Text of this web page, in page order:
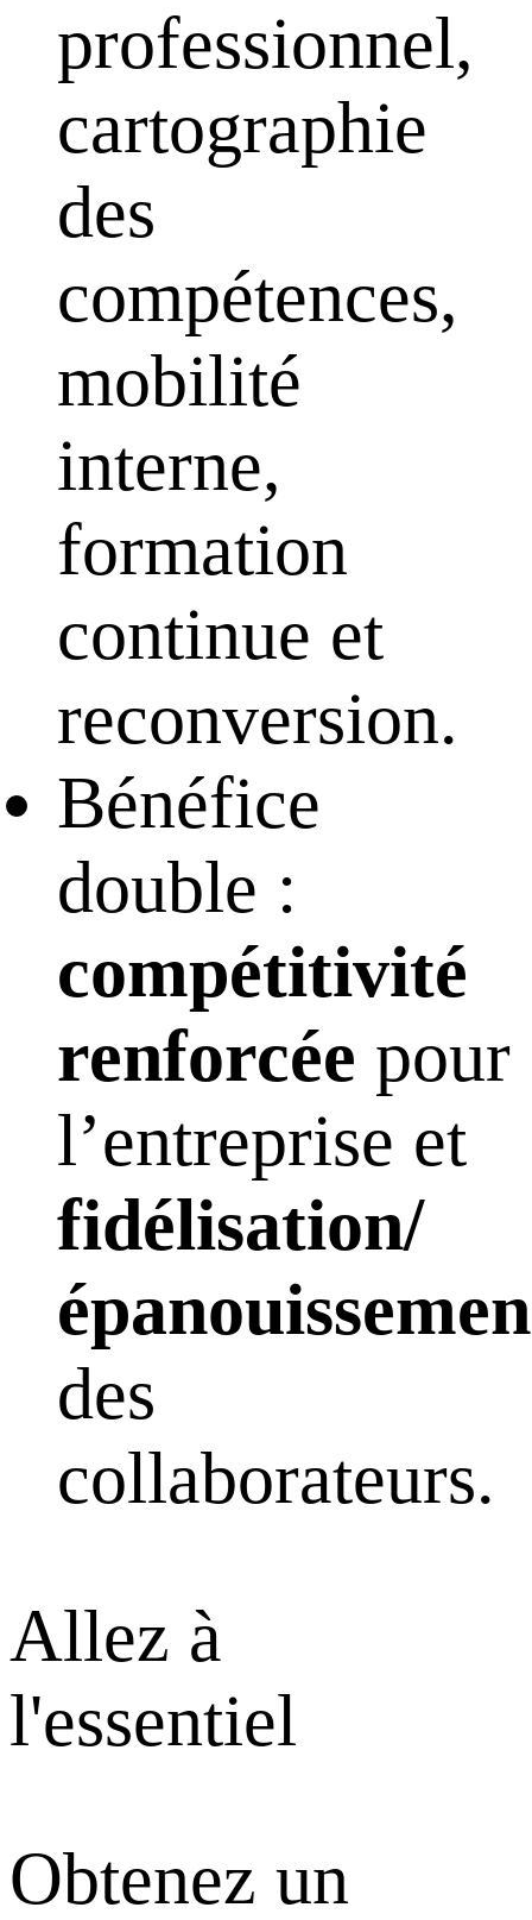
professionnel,
cartographie
des
compétences,
mobilité
interne,
formation
continue et
reconversion.
Bénéfice
double :
compétitivité
renforcée pour
l’entreprise et
fidélisation/
des
collaborateurs.
Allez à
l'essentiel
Obtenez un